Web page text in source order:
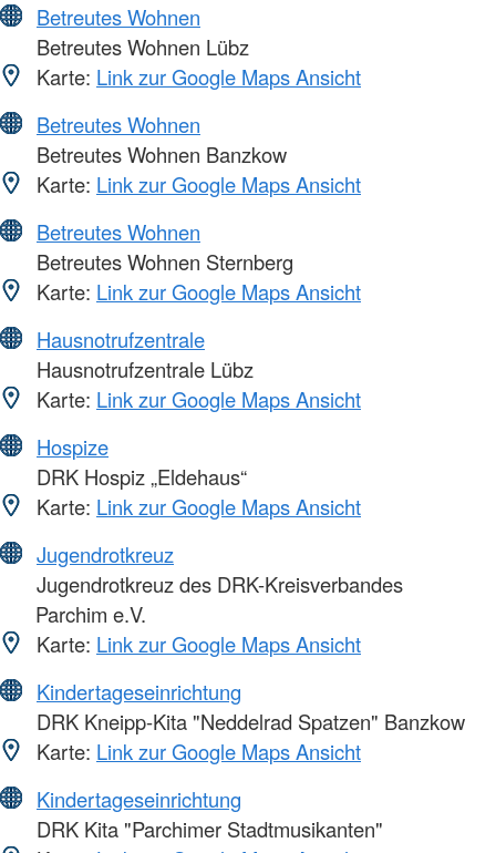
Betreutes Wohnen
Betreutes Wohnen Lübz
Karte: Link zur Google Maps Ansicht
Betreutes Wohnen
Betreutes Wohnen Banzkow
Karte: Link zur Google Maps Ansicht
Betreutes Wohnen
Betreutes Wohnen Sternberg
Karte: Link zur Google Maps Ansicht
Hausnotrufzentrale
Hausnotrufzentrale Lübz
Karte: Link zur Google Maps Ansicht
Hospize
DRK Hospiz „Eldehaus“
Karte: Link zur Google Maps Ansicht
Jugendrotkreuz
Jugendrotkreuz des DRK-Kreisverbandes
Parchim e.V.
Karte: Link zur Google Maps Ansicht
Kindertageseinrichtung
DRK Kneipp-Kita "Neddelrad Spatzen" Banzkow
Karte: Link zur Google Maps Ansicht
Kindertageseinrichtung
DRK Kita "Parchimer Stadtmusikanten"